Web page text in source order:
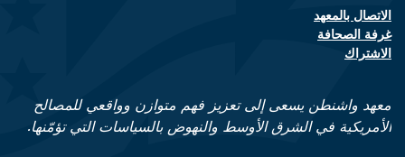
Footer contact links
الاتصال بالمعهد
غرفة الصحافة
الاشتراك
معهد واشنطن يسعى إلى تعزيز فهم متوازن وواقعي للمصالح
الأمريكية في الشرق الأوسط والنهوض بالسياسات التي تؤمّنها.